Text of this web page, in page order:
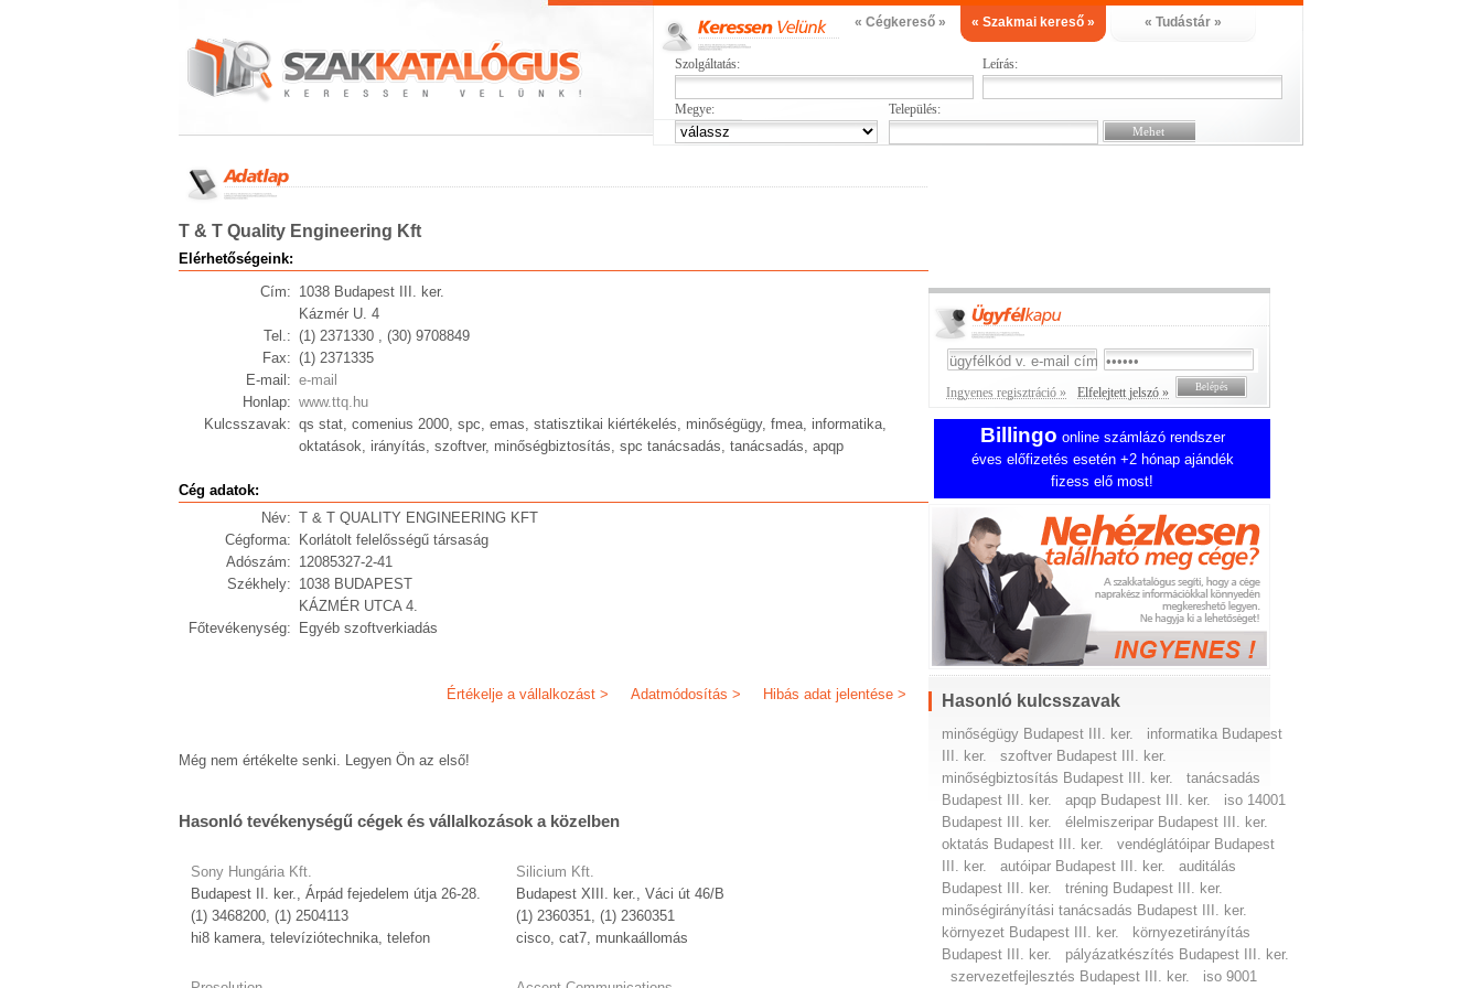
« Cégkereső » « Szakmai kereső » « Tudástár »
Szolgáltatás: Leírás:
Megye: Település:
T & T Quality Engineering Kft
Elérhetőségeink:
Cím: 1038 Budapest III. ker.
Kázmér U. 4
Tel.: (1) 2371330 , (30) 9708849
Fax: (1) 2371335
E-mail: e-mail
Honlap: www.ttq.hu
Kulcsszavak: qs stat, comenius 2000, spc, emas, statisztikai kiértékelés, minőségügy, fmea, informatika,
oktatások, irányítás, szoftver, minőségbiztosítás, spc tanácsadás, tanácsadás, apqp
Cég adatok:
Név: T & T QUALITY ENGINEERING KFT
Cégforma:
Korlátolt felelősségű társaság
Adószám: 12085327-2-41
Székhely: 1038 BUDAPEST
KÁZMÉR UTCA 4.
Főtevékenység:
Egyéb szoftverkiadás
Hibás adat jelentése >
Adatmódosítás >
Értékelje a vállalkozást >
Még nem értékelte senki. Legyen Ön az első!
Hasonló tevékenységű cégek és vállalkozások a közelben
Sony Hungária Kft.
Budapest II. ker., Árpád fejedelem útja 26-28.
(1) 3468200, (1) 2504113
hi8 kamera, televíziótechnika, telefon
Silicium Kft.
Budapest XIII. ker., Váci út 46/B
(1) 2360351, (1) 2360351
cisco, cat7, munkaállomás
Ingyenes regisztráció » Elfelejtett jelszó »
Billingo online számlázó rendszer
éves előfizetés esetén +2 hónap ajándék
fizess elő most!
Hasonló kulcsszavak
minőségügy Budapest III. ker.
informatika Budapest
III. ker.
szoftver Budapest III. ker.
minőségbiztosítás Budapest III. ker.
tanácsadás
Budapest III. ker.
apqp Budapest III. ker.
iso 14001
Budapest III. ker.
élelmiszeripar Budapest III. ker.
oktatás Budapest III. ker.
vendéglátóipar Budapest
III. ker.
autóipar Budapest III. ker.
auditálás
Budapest III. ker.
tréning Budapest III. ker.
minőségirányítási tanácsadás Budapest III. ker.
környezet Budapest III. ker.
környezetirányítás
Budapest III. ker.
pályázatkészítés Budapest III. ker.
szervezetfejlesztés Budapest III. ker.
iso 9001